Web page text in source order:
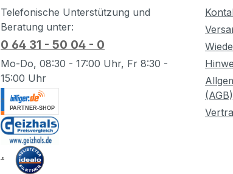
Telefonische Unterstützung und
Beratung unter:
0 64 31 - 50 04 - 0
Mo-Do, 08:30 - 17:00 Uhr, Fr 8:30 -
15:00 Uhr
.
.